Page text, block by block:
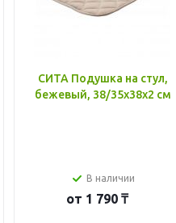
СИТА Подушка на стул,
бежевый, 38/35x38x2 см
В наличии
от 1 790 ₸